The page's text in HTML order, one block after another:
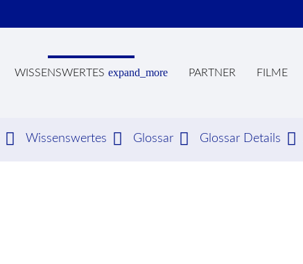
WISSENSWERTES expand_more PARTNER FILME
Wissenswertes Glossar Glossar Details